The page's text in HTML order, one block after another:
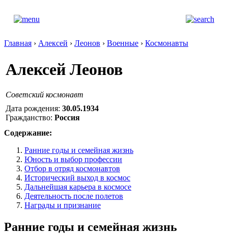
Главная › Алексей › Леонов › Военные › Космонавты
Алексей Леонов
Советский космонавт
Дата рождения: 30.05.1934
Гражданство: Россия
Содержание:
Ранние годы и семейная жизнь
Юность и выбор профессии
Отбор в отряд космонавтов
Исторический выход в космос
Дальнейшая карьера в космосе
Деятельность после полетов
Награды и признание
Ранние годы и семейная жизнь